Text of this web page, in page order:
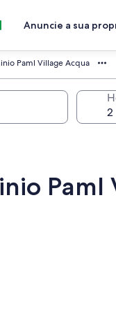
Anuncie a sua
Paml Village Acqua
Paml